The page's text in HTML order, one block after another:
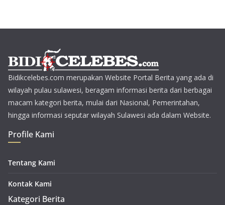
Bidikcelebes.com merupakan Website Portal Berita yang ada di
wilayah pulau sulawesi, beragam informasi berita dari berbagai
macam kategori berita, mulai dari Nasional, Pemerintahan,
hingga informasi seputar wilayah Sulawesi ada dalam Website.
Profile Kami
Tentang Kami
Kontak Kami
Kategori Berita